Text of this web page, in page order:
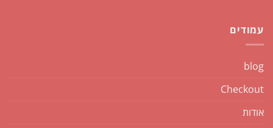
עמודים
blog
Checkout
אודות